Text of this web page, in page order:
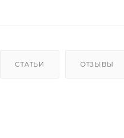
СТАТЬИ ОТЗЫВЫ